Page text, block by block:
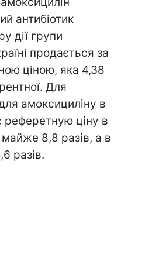
антибіотик
дії групи
продається за
ціною, яка 4,38
Для
амоксициліну в
реферетную ціну в
майже 8,8 разів, а в
разів.